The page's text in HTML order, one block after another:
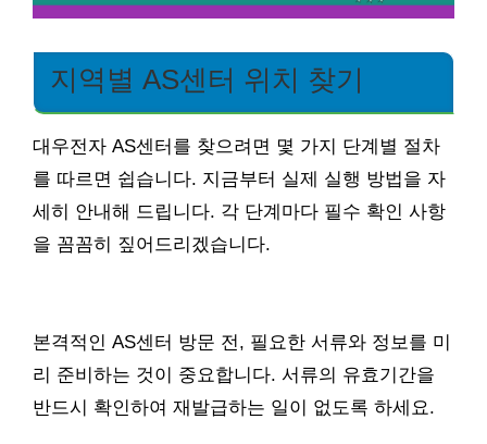
지역별 AS센터 위치 찾기
대우전자 AS센터를 찾으려면 몇 가지 단계별 절차
를 따르면 쉽습니다. 지금부터 실제 실행 방법을 자
세히 안내해 드립니다. 각 단계마다 필수 확인 사항
을 꼼꼼히 짚어드리겠습니다.
본격적인 AS센터 방문 전, 필요한 서류와 정보를 미
리 준비하는 것이 중요합니다. 서류의 유효기간을
반드시 확인하여 재발급하는 일이 없도록 하세요.